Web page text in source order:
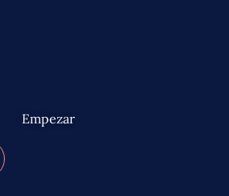
Empezar